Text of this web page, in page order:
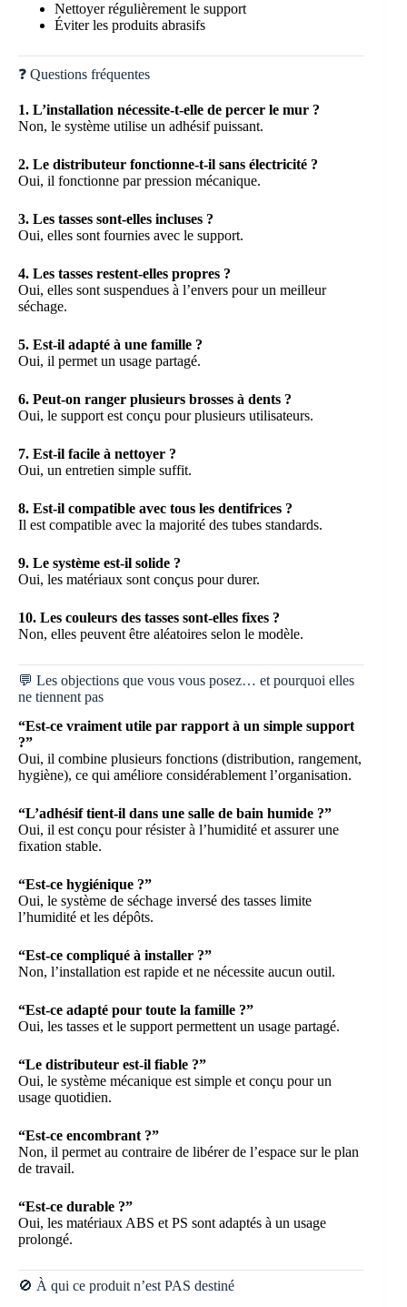
Nettoyer régulièrement le support
Éviter les produits abrasifs
❓ Questions fréquentes
1. L’installation nécessite-t-elle de percer le mur ?
Non, le système utilise un adhésif puissant.
2. Le distributeur fonctionne-t-il sans électricité ?
Oui, il fonctionne par pression mécanique.
3. Les tasses sont-elles incluses ?
Oui, elles sont fournies avec le support.
4. Les tasses restent-elles propres ?
Oui, elles sont suspendues à l’envers pour un meilleur
séchage.
5. Est-il adapté à une famille ?
Oui, il permet un usage partagé.
6. Peut-on ranger plusieurs brosses à dents ?
Oui, le support est conçu pour plusieurs utilisateurs.
7. Est-il facile à nettoyer ?
Oui, un entretien simple suffit.
8. Est-il compatible avec tous les dentifrices ?
Il est compatible avec la majorité des tubes standards.
9. Le système est-il solide ?
Oui, les matériaux sont conçus pour durer.
10. Les couleurs des tasses sont-elles fixes ?
Non, elles peuvent être aléatoires selon le modèle.
💬 Les objections que vous vous posez… et pourquoi elles
ne tiennent pas
“Est-ce vraiment utile par rapport à un simple support
?”
Oui, il combine plusieurs fonctions (distribution, rangement,
hygiène), ce qui améliore considérablement l’organisation.
“L’adhésif tient-il dans une salle de bain humide ?”
Oui, il est conçu pour résister à l’humidité et assurer une
fixation stable.
“Est-ce hygiénique ?”
Oui, le système de séchage inversé des tasses limite
l’humidité et les dépôts.
“Est-ce compliqué à installer ?”
Non, l’installation est rapide et ne nécessite aucun outil.
“Est-ce adapté pour toute la famille ?”
Oui, les tasses et le support permettent un usage partagé.
“Le distributeur est-il fiable ?”
Oui, le système mécanique est simple et conçu pour un
usage quotidien.
“Est-ce encombrant ?”
Non, il permet au contraire de libérer de l’espace sur le plan
de travail.
“Est-ce durable ?”
Oui, les matériaux ABS et PS sont adaptés à un usage
prolongé.
🚫 À qui ce produit n’est PAS destiné